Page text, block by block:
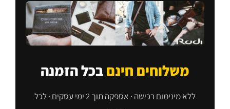
משלוחים חינםבכל הזמנה
ללא מינימום רכישה · אספקה תוך 2 ימי עסקים · לכל